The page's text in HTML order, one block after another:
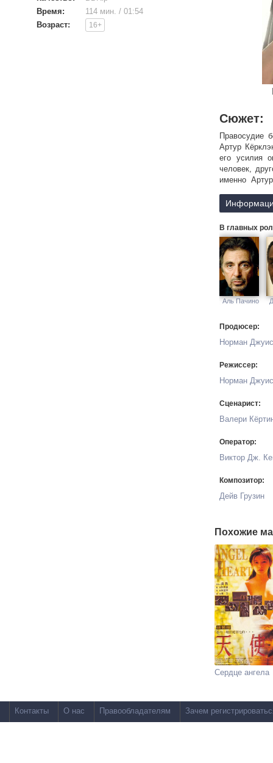
Время:
114 мин. / 01:54
Возраст:
16+
Сюжет:
Правосудие
Артур
его усилия
человек,
именно
принципам!
что Флеминг
В главных
Аль Пачино
Продюсер:
Норман
Режиссер:
Норман
Сценарист:
Валери
Оператор:
Виктор Дж.
Композитор:
Дейв Грузин
Похожие
Сердце ангела
Контакты О нас Правообладателям Зачем